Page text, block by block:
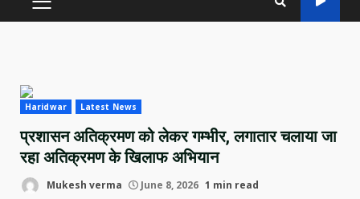
PRIMARY
Haridwar Latest News
प्रशासन अतिक्रमण को लेकर गम्भीर, लगातार चलाया जा
रहा अतिक्रमण के खिलाफ अभियान
Mukesh verma June 8, 2026 1 min read